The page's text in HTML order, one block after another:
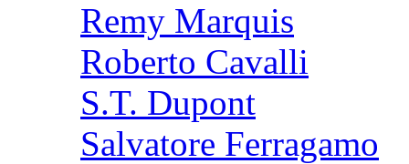
Remy Marquis
Roberto Cavalli
S.T. Dupont
Salvatore Ferragamo